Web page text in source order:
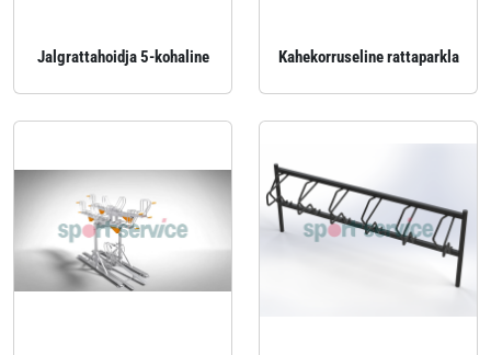
Jalgrattahoidja 5-kohaline Kahekorruseline rattaparkla